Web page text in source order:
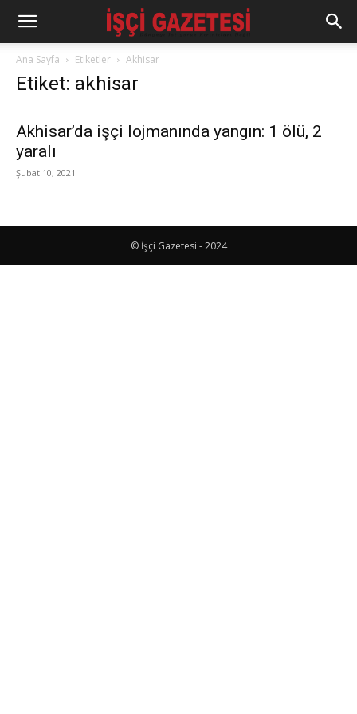
Ana Sayfa Etiketler Akhisar
Etiket: akhisar
Akhisar’da işçi lojmanında yangın: 1 ölü, 2
yaralı
Şubat 10, 2021
© İşçi Gazetesi - 2024